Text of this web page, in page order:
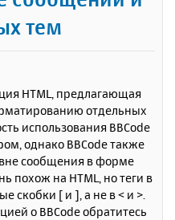
тем
HTML, предлагающая
отдельных
использования BBCode
однако BBCode также
сообщения в форме
похож на HTML, но теги в
скобки [ и ], а не в < и >.
о BBCode обратитесь